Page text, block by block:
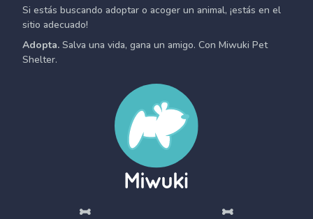
Si estás buscando adoptar o acoger un animal, ¡estás en el
sitio adecuado!
Adopta. Salva una vida, gana un amigo. Con Miwuki Pet
Shelter.